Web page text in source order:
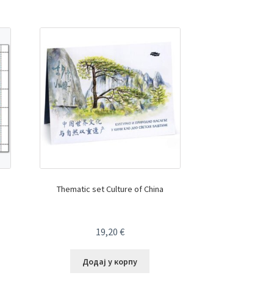
Thematic set Culture of China
19,20 €
Додај у корпу